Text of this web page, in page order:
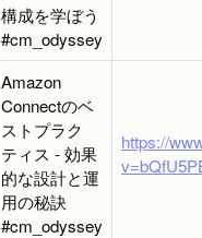
構成を学ぼう
#cm_odyssey
Amazon
Connectのベ
ストプラク
ティス - 効果
的な設計と運
用の秘訣
#cm_odyssey
https://